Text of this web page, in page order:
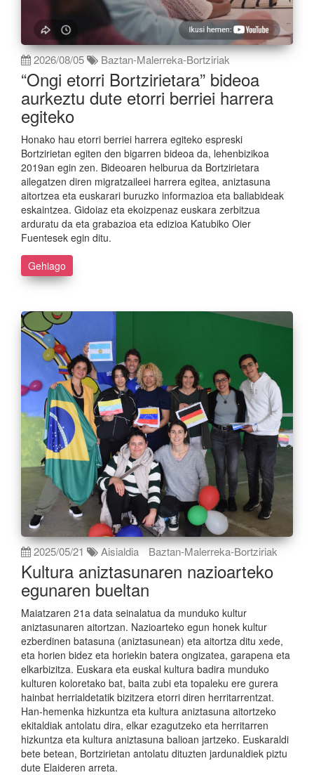
2026/08/05 Baztan-Malerreka-Bortziriak
“Ongi etorri Bortzirietara” bideoa
aurkeztu dute etorri berriei harrera
egiteko
Honako hau etorri berriei harrera egiteko espreski
Bortzirietan egiten den bigarren bideoa da, lehenbizikoa
2019an egin zen. Bideoaren helburua da Bortzirietara
ailegatzen diren migratzaileei harrera egitea, aniztasuna
aitortzea eta euskarari buruzko informazioa eta baliabideak
eskaintzea. Gidoiaz eta ekoizpenaz euskara zerbitzua
arduratu da eta grabazioa eta edizioa Katubiko Oier
Fuentesek egin ditu.
Gehiago
2025/05/21 Aisialdia Baztan-Malerreka-Bortziriak
Kultura aniztasunaren nazioarteko
egunaren bueltan
Maiatzaren 21a data seinalatua da munduko kultur
aniztasunaren aitortzan. Nazioarteko egun honek kultur
ezberdinen batasuna (aniztasunean) eta aitortza ditu xede,
eta horien bidez eta horiekin batera ongizatea, garapena eta
elkarbizitza. Euskara eta euskal kultura badira munduko
kulturen koloretako bat, baita zubi eta topaleku ere gurera
hainbat herrialdetatik bizitzera etorri diren herritarrentzat.
Han-hemenka hizkuntza eta kultura aniztasuna aitortzeko
ekitaldiak antolatu dira, elkar ezagutzeko eta herritarren
hizkuntza eta kultura aniztasuna balioan jartzeko. Euskaraldi
bete betean, Bortzirietan antolatu dituzten jardunaldiek piztu
dute Elaideren arreta.